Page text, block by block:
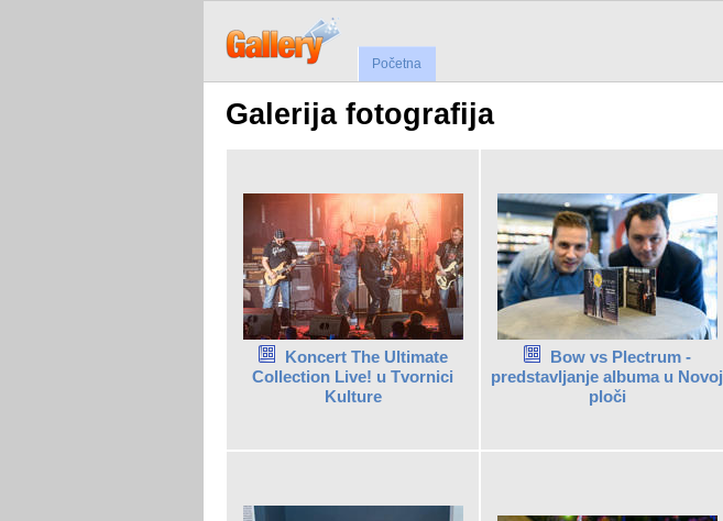
Početna
Galerija fotografija
Koncert The Ultimate
Collection Live! u Tvornici
Kulture
Bow vs Plectrum -
predstavljanje albuma u Novoj
ploči